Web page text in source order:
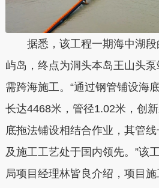
据悉，该工程一期海中湖
屿岛，终点为洞头本岛王山头泵
需跨海施工。“通过钢管铺设海
长达4468米，管径1.02米，创
底拖法铺设相结合作业，其管
及施工工艺处于国内领先。”该
局项目经理林皆良介绍，项目